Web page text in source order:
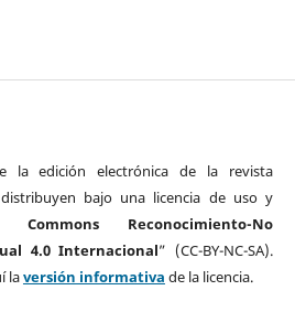
la edición electrónica de la revista
bajo una licencia de uso y
Commons Reconocimiento-No
4.0 Internacional” (CC-BY-NC-SA).
laversión informativa de la licencia.